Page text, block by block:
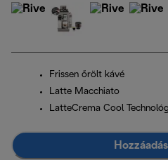
Frissen őrölt kávé
Latte Macchiato
LatteCrema Cool